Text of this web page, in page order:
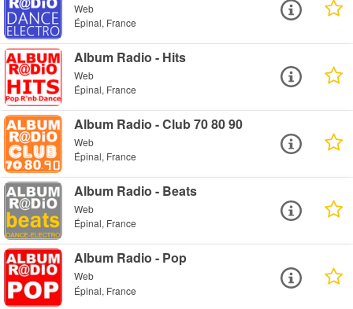
Web
Épinal, France
Album Radio - Hits
Web
Épinal, France
Album Radio - Club 70 80 90
Web
Épinal, France
Album Radio - Beats
Web
Épinal, France
Album Radio - Pop
Web
Épinal, France